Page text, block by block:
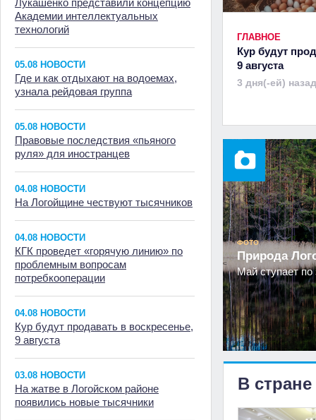
Лукашенко представили концепцию
Академии интеллектуальных
технологий
05.08 НОВОСТИ
Где и как отдыхают на водоемах,
узнала рейдовая группа
05.08 НОВОСТИ
Правовые последствия «пьяного
руля» для иностранцев
04.08 НОВОСТИ
На Логойщине чествуют тысячников
04.08 НОВОСТИ
КГК проведет «горячую линию» по
проблемным вопросам
потребкооперации
04.08 НОВОСТИ
Кур будут продавать в воскресенье,
9 августа
03.08 НОВОСТИ
На жатве в Логойском районе
появились новые тысячники
ГЛАВНОЕ
Кур будут
9 августа
3 дня(-ей) назад
ФОТО
Природа
Май ступает по
В